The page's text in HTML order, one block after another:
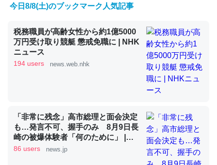
くらい。小説でいう「ずっと前の伏線」は回収されないけ
ど、短期記憶というには多い分量。進化すればするほど分
かりやすく強くなりそう
─GPTの仕組みと限界についての考察（１） - conceptualization
昆虫ってカルシウム少ないのか。知らんかった。調べたら
コオロギのカルシウム分はエビの600分の1程度。
─ニュース :: 【研究発表】昆虫学の大問題＝「昆虫はなぜ海にいな
今日8/8(土)のブックマーク人気記事
税務職員が高齢女性から約1億5000
万円受け取り競艇 懲戒免職に | NHK
ニュース
194 users news.web.nhk
「非常に残念」高市総理と面会決定
も…発言不可、握手のみ 8月9日長
崎の被爆体験者「何のために」 |
NEWSjp
86 users news.jp